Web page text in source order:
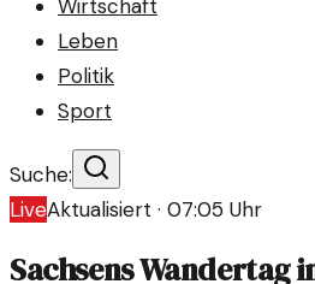
Wirtschaft
Leben
Politik
Sport
Suche:
LiveAktualisiert · 07:05 Uhr
Sachsens Wandertag